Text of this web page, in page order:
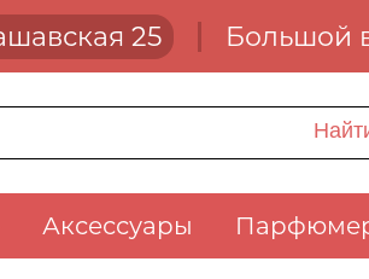
25 Большой
Аксессуары